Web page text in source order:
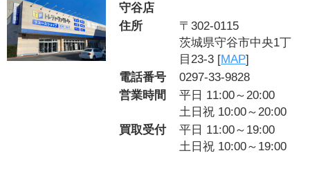
守谷店
住所
〒302-0115
茨城県守谷市中央1丁
目23-3 [MAP]
電話番号
0297-33-9828
営業時間
平日 11:00～20:00
土日祝 10:00～20:00
買取受付
平日 11:00～19:00
土日祝 10:00～19:00